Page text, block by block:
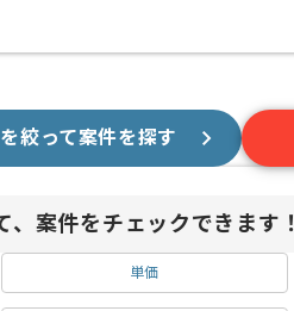
絞って案件を探す
案件をチェックできます！
単価